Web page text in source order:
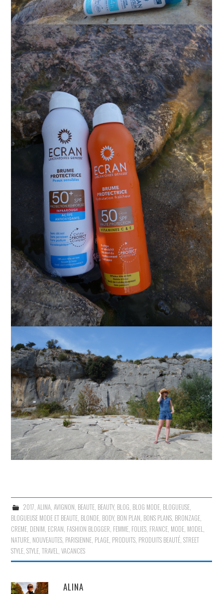
2017, ALINA, AVIGNON, BEAUTE, BEAUTY, BLOG, BLOG MODE, BLOGUEUSE,
BLOGUEUSE MODE ET BEAUTE, BLONDE, BODY, BON PLAN, BONS PLANS, BRONZAGE,
CREME, DENIM, ECRAN, FASHION BLOGGER, FEMME, FOLIES, FRANCE, MODE, MODEL,
NATURE, NOUVEAUTES, PARISIENNE, PLAGE, PRODUITS, PRODUITS BEAUTÉ,STREET
STYLE,STYLE,TRAVEL,VACANCES
ALINA